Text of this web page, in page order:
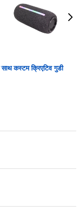
कस्टम क्रिएटिव गुडी